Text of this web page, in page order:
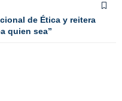
de Ética y reitera
quien sea”